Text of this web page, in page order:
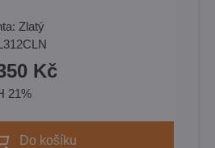
Zlatý
Kč
21%
Do košíku